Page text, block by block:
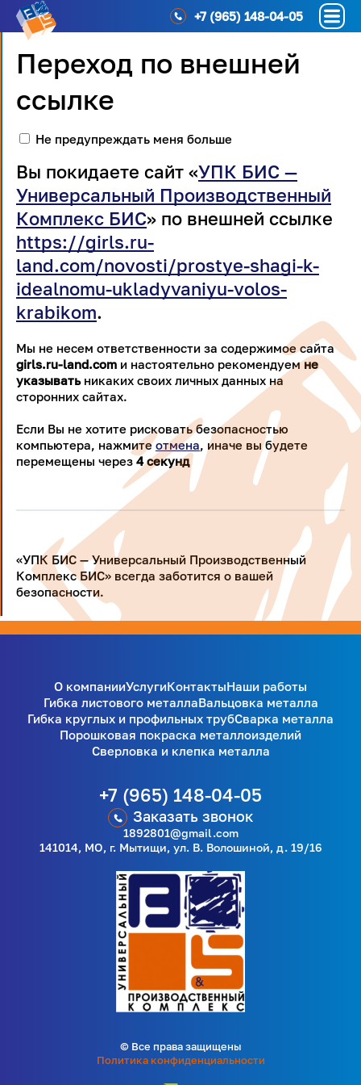
+7 (965) 148-04-05
Переход по внешней
ссылке
Не предупреждать меня больше
Вы покидаете сайт «УПК БИС —
Универсальный Производственный
Комплекс БИС» по внешней ссылке
https://girls.ru-
land.com/novosti/prostye-shagi-k-
idealnomu-ukladyvaniyu-volos-
krabikom.
Мы не несем ответственности за содержимое сайта
girls.ru-land.com и настоятельно рекомендуемне
указыватьникаких своих личных данных на
сторонних сайтах.
Если Вы не хотите рисковать безопасностью
компьютера, нажмитеотмена, иначе вы будете
перемещены через 4секунд
«УПК БИС — Универсальный Производственный
Комплекс БИС» всегда заботится о вашей
безопасности.
О компанииУслугиКонтактыНаши работы
Гибка листового металлаВальцовка металла
Гибка круглых и профильных трубСварка металла
Порошковая покраска металлоизделий
Сверловка и клепка металла
+7 (965) 148-04-05
Заказать звонок
1892801@gmail.com
141014, МО, г. Мытищи, ул. В. Волошиной, д. 19/16
© Все права защищены
Политика конфиденциальности